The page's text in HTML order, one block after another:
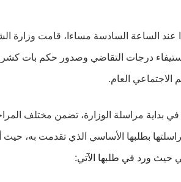
عند الساعة السادسة مساءا، قامت وزارة
درجات التقاضي وصدور حكم بات
الاجتماعي العام.
بداية مراسلة الوزارة، تضمن مختلف
بطلبها الأساسي الذي تقدمت به،
حيث ورد في طلبها الآتي: